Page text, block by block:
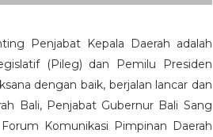
Penjabat Kepala Daerah adalah
(Pileg) dan Pemilu Presiden
dengan baik, berjalan lancar dan
Bali, Penjabat Gubernur Bali Sang
Komunikasi Pimpinan Daerah